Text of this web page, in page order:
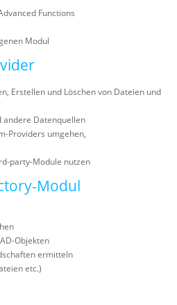
Functions
Modul
Erstellen und Löschen von Dateien und
andere Datenquellen
Providers umgehen,
party-Module nutzen
Modul
Objekten
ermitteln
etc.)